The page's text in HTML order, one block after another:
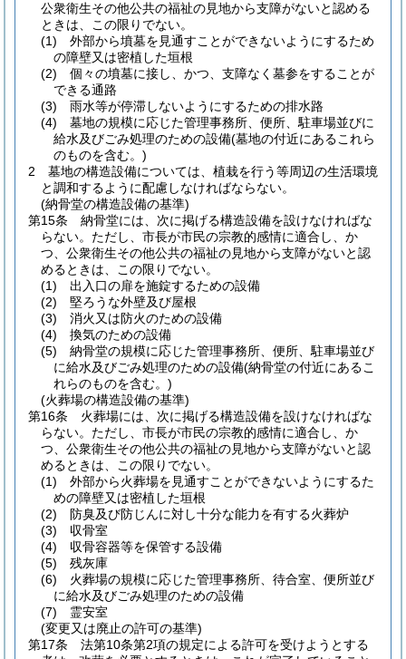
公衆衛生その他公共の福祉の見地から支障がないと認める
ときは、この限りでない。
(1)
外部から墳墓を見通すことができないようにするため
の障壁又は密植した垣根
(2)
個々の墳墓に接し、かつ、支障なく墓参をすることが
できる通路
(3)
雨水等が停滞しないようにするための排水路
(4)
墓地の規模に応じた管理事務所、便所、駐車場並びに
給水及びごみ処理のための設備(墓地の付近にあるこれら
のものを含む。)
2
墓地の構造設備については、植栽を行う等周辺の生活環境
と調和するように配慮しなければならない。
(納骨堂の構造設備の基準)
第15条
納骨堂には、次に掲げる構造設備を設けなければな
らない。 ただし、市長が市民の宗教的感情に適合し、か
つ、公衆衛生その他公共の福祉の見地から支障がないと認
めるときは、この限りでない。
(1)
出入口の扉を施錠するための設備
(2)
堅ろうな外壁及び屋根
(3)
消火又は防火のための設備
(4)
換気のための設備
(5)
納骨堂の規模に応じた管理事務所、便所、駐車場並び
に給水及びごみ処理のための設備(納骨堂の付近にあるこ
れらのものを含む。)
(火葬場の構造設備の基準)
第16条
火葬場には、次に掲げる構造設備を設けなければな
らない。 ただし、市長が市民の宗教的感情に適合し、か
つ、公衆衛生その他公共の福祉の見地から支障がないと認
めるときは、この限りでない。
(1)
外部から火葬場を見通すことができないようにするた
めの障壁又は密植した垣根
(2)
防臭及び防じんに対し十分な能力を有する火葬炉
(3)
収骨室
(4)
収骨容器等を保管する設備
(5)
残灰庫
(6)
火葬場の規模に応じた管理事務所、待合室、便所並び
に給水及びごみ処理のための設備
(7)
霊安室
(変更又は廃止の許可の基準)
第17条
法第10条第2項の規定による許可を受けようとする